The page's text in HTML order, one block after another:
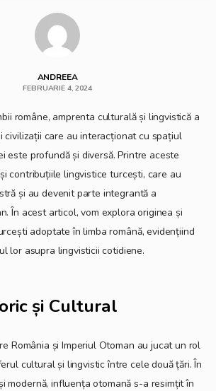
ANDREEA
FEBRUARIE 4, 2024
române, amprenta culturală și lingvistică a
civilizații care au interacționat cu spațiul
este profundă și diversă. Printre aceste
contribuțiile lingvistice turcești, care au
și au devenit parte integrantă a
În acest articol, vom explora originea și
adoptate în limba română, evidențiind
lor asupra lingvisticii cotidiene.
și Cultural
România și Imperiul Otoman au jucat un rol
cultural și lingvistic între cele două țări. În
modernă, influența otomană s-a resimțit în